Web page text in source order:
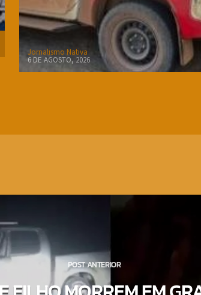
Jornalismo Nativa
6 DE AGOSTO, 2026
POST ANTERIOR